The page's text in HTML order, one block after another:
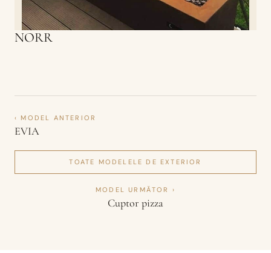
NORR
‹ MODEL ANTERIOR
EVIA
TOATE MODELELEDE EXTERIOR
MODEL URMĂTOR ›
Cuptor pizza